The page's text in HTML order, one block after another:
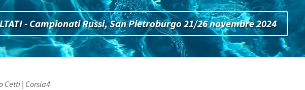
- Campionati Russi, San Pietroburgo 21/26 novembre 2024
Cetti | Corsia4